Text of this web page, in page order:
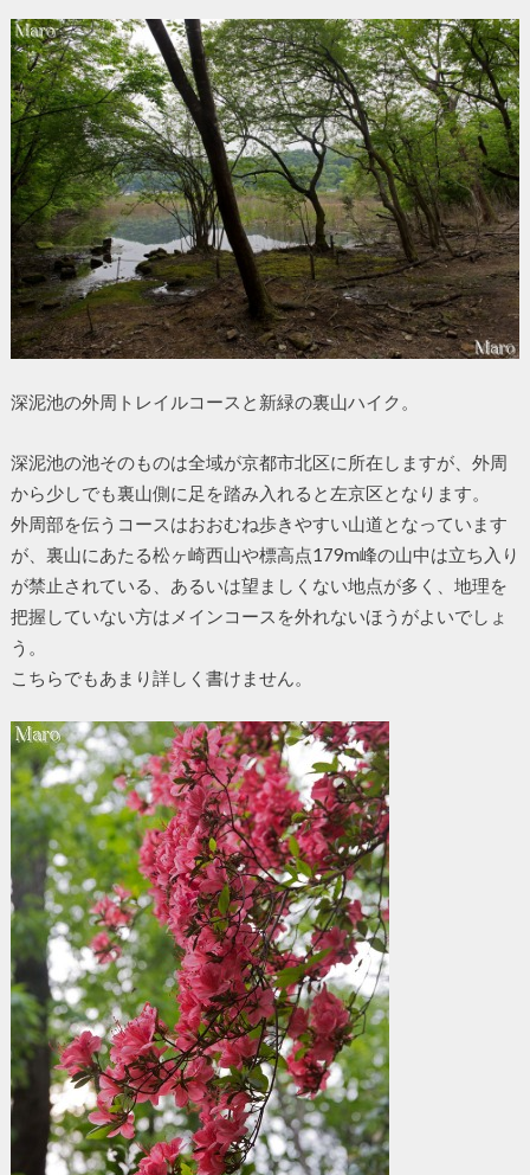
深泥池の外周トレイルコースと新緑の裏山ハイク。
深泥池の池そのものは全域が京都市北区に所在しますが、外周
から少しでも裏山側に足を踏み入れると左京区となります。
外周部を伝うコースはおおむね歩きやすい山道となっています
が、裏山にあたる松ヶ崎西山や標高点179m峰の山中は立ち入り
が禁止されている、あるいは望ましくない地点が多く、地理を
把握していない方はメインコースを外れないほうがよいでしょ
う。
こちらでもあまり詳しく書けません。